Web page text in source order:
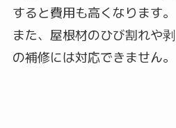
すると費用も高くなります。
また、屋根材のひび割れや
の補修には対応できません。